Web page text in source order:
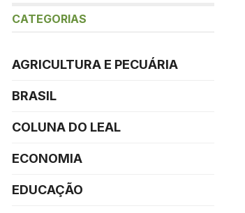
CATEGORIAS
AGRICULTURA E PECUÁRIA
BRASIL
COLUNA DO LEAL
ECONOMIA
EDUCAÇÃO